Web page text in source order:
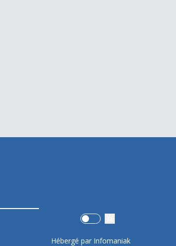
Use setting
Hébergé par Infomaniak